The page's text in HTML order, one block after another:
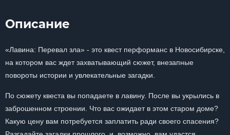
Описание
«Лавина: Перевал зла» - это квест перформанс в Новосибирске,
на котором вас ждет захватывающий сюжет, внезапные
повороты истории и увлекательные загадки.
По сюжету квеста вы попадаете в лавину. После вы укрылись в
заброшенном строении. Что вас ожидает в этом старом доме?
Какую цену вам потребуется заплатить ради своего спасения?